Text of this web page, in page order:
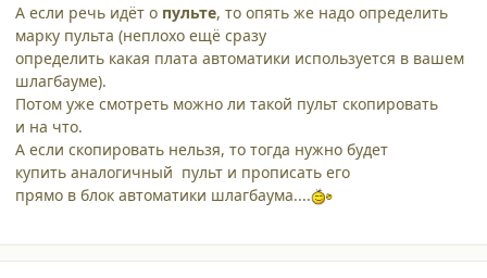
А если речь идёт о пульте, то опять же надо определить
марку пульта (неплохо ещё сразу
определить какая плата автоматики используется в вашем
шлагбауме).
Потом уже смотреть можно ли такой пульт скопировать
и на что.
А если скопировать нельзя, то тогда нужно будет
купить аналогичный пульт и прописать его
прямо в блок автоматики шлагбаума....